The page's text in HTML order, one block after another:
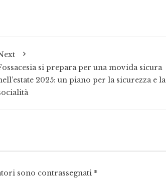
si prepara per una movida sicura
2025: un piano per la sicurezza e la
sono contrassegnati *